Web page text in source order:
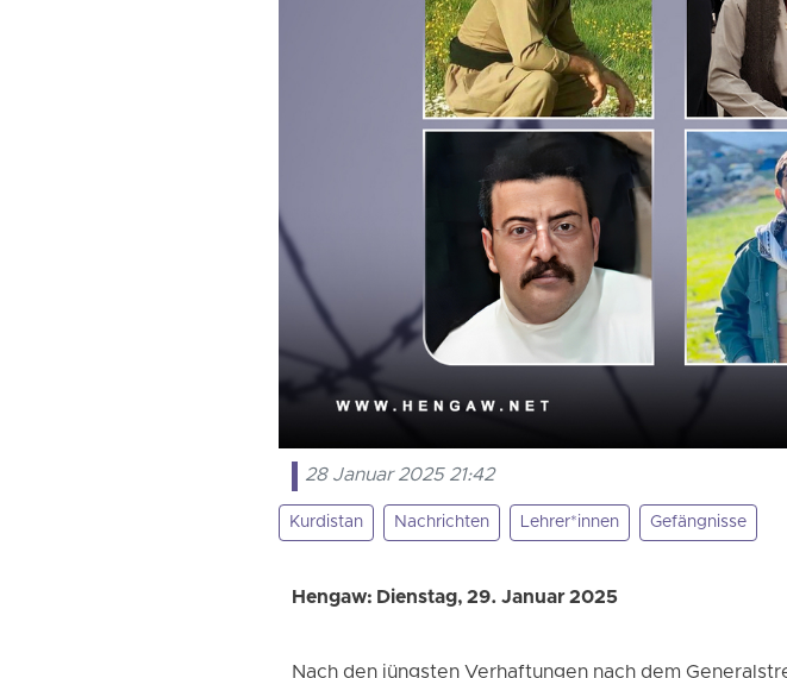
28 Januar 2025 21:42
Kurdistan Nachrichten Lehrer*innen Gefängnisse
Hengaw: Dienstag, 29. Januar 2025
Nach den jüngsten Verhaftungen nach dem